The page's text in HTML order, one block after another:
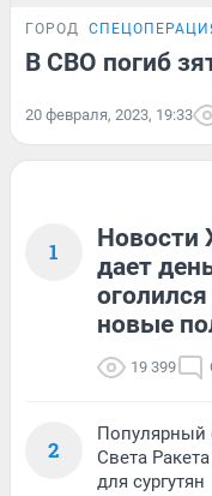
ГОРОД
В СВО погиб
20 февраля, 2023, 19:33
1
Новости
дает
новые
19 399
2
Популярный
Света
для сургутян